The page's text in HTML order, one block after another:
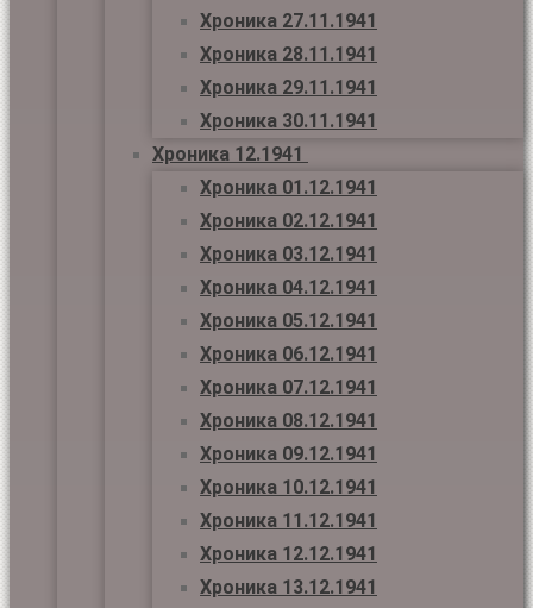
Хроника 27.11.1941
Хроника 28.11.1941
Хроника 29.11.1941
Хроника 30.11.1941
Хроника 12.1941
Хроника 01.12.1941
Хроника 02.12.1941
Хроника 03.12.1941
Хроника 04.12.1941
Хроника 05.12.1941
Хроника 06.12.1941
Хроника 07.12.1941
Хроника 08.12.1941
Хроника 09.12.1941
Хроника 10.12.1941
Хроника 11.12.1941
Хроника 12.12.1941
Хроника 13.12.1941